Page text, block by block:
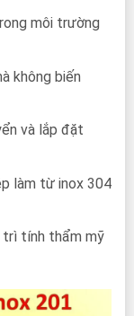
môi trường
không biến
và lắp đặt
làm từ inox 304
trì tính thẩm mỹ